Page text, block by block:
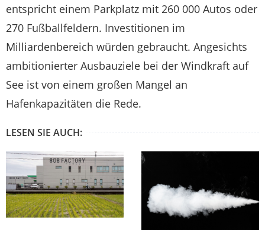
entspricht einem Parkplatz mit 260 000 Autos oder
270 Fußballfeldern. Investitionen im
Milliardenbereich würden gebraucht. Angesichts
ambitionierter Ausbauziele bei der Windkraft auf
See ist von einem großen Mangel an
Hafenkapazitäten die Rede.
LESEN SIE AUCH: